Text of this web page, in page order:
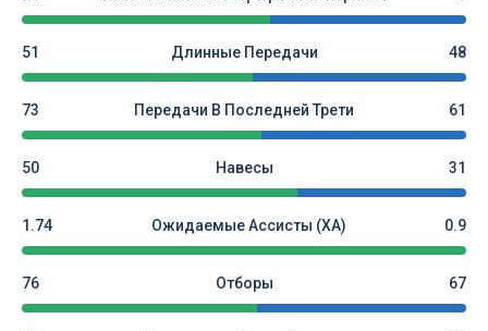
51 Длинные Передачи 48
73 Передачи В Последней Трети 61
50 Навесы 31
1.74 Ожидаемые Ассисты (xA) 0.9
76 Отборы 67